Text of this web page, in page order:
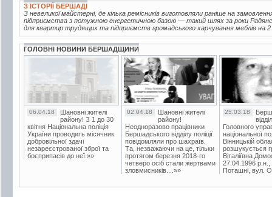
З ІСТОРІЇ БЕРШАДІ
З невеликої майстерні, де кілька ремісників виготовляли раніше на
підприємства з потужною енергетичною базою — такий шлях за роки
для квартир трудящих та підприємств громадського харчування меблів на
ГОЛОВНІ НОВИНИ БЕРШАДЩИНИ
06.04.18
Шановні жителі
району! З 1 до 30
квітня Національна поліція
України проводить місячник
добровільної здачі
незареєстрованої зброї та
боєприпасів до неї.»»
02.04.18
Шановні жителі
району!
Неодноразово працівники
Бершадського відділу поліції
повідомляли про шахраїв.
Та, незважаючи на це, тільки
протягом березня 2018-го
четверо осіб стали жертвами
зловмисників....»»
25.03.18
Головного
національної
Вінницькій
розшукується
Віталіївна
27.04.1996 р.н.,
Поташні, вул.